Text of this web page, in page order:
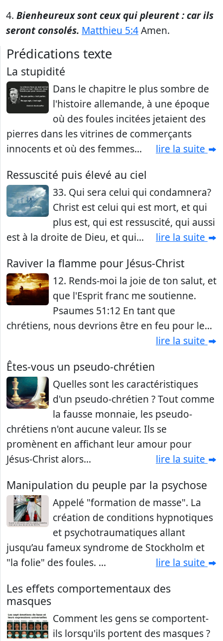
4. Bienheureux sont ceux qui pleurent : car ils
seront consolés. Matthieu 5:4Amen.
Prédications texte
La stupidité
Dans le chapitre le plus sombre de
l'histoire allemande, à une époque
où des foules incitées jetaient des
pierres dans les vitrines de commerçants
innocents et où des femmes...
lire la suite
Ressuscité puis élevé au ciel
33. Qui sera celui qui condamnera?
Christ est celui qui est mort, et qui
plus est, qui est ressuscité, qui aussi
est à la droite de Dieu, et qui...
lire la suite
Raviver la flamme pour Jésus-Christ
12. Rends-moi la joie de ton salut, et
que l'Esprit franc me soutienne.
Psaumes 51:12 En tant que
chrétiens, nous devrions être en feu pour le...
lire la suite
Êtes-vous un pseudo-chrétien
Quelles sont les caractéristiques
d'un pseudo-chrétien ? Tout comme
la fausse monnaie, les pseudo-
chrétiens n'ont aucune valeur. Ils se
promènent en affichant leur amour pour
Jésus-Christ alors...
lire la suite
Manipulation du peuple par la psychose
Appelé "formation de masse". La
création de conditions hypnotiques
et psychotraumatiques allant
jusqu’au fameux syndrome de Stockholm et
"la folie" des foules. ...
lire la suite
Les effets comportementaux des
masques
Comment les gens se comportent-
ils lorsqu'ils portent des masques ?